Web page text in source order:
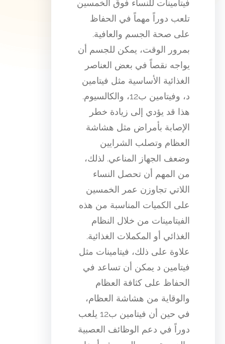
فيتامينات للنساء فوق الخمسين
تلعب دوراً مهماً في الحفاظ
على صحة الجسم والعافية.
بمرور الوقت، يمكن للجسم أن
يواجه نقصاً في بعض العناصر
الغذائية الأساسية مثل فيتامين
د، وفيتامين ب12، والكالسيوم.
هذا قد يؤدي إلى زيادة خطر
الإصابة بأمراض مثل هشاشة
العظام وتصلب الشرايين
وضعف الجهاز المناعي. لذلك،
من المهم أن تحصل النساء
اللاتي تجاوزن عمر الخمسين
على الكميات المناسبة من هذه
الفيتامينات من خلال النظام
الغذائي أو المكملات الغذائية.
علاوة على ذلك، فيتامينات مثل
فيتامين د يمكن أن تساعد في
الحفاظ على كثافة العظام
والوقاية من هشاشة العظام،
في حين أن فيتامين ب12 يلعب
دوراً في دعم الوظائف العصبية